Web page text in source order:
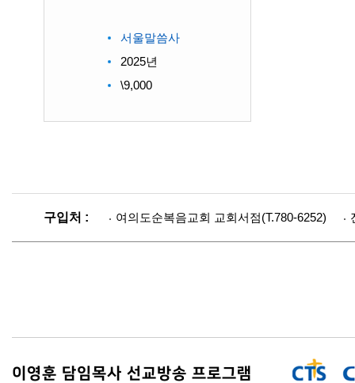
서울말씀사
2025년
\9,000
구입처 : 여의도순복음교회 교회서점(T.780-6252)
이영훈 담임목사 선교방송 프로그램